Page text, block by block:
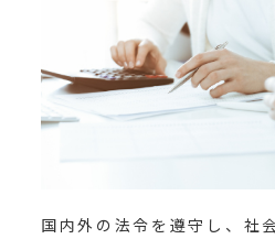
国内外の法令を遵守し、社